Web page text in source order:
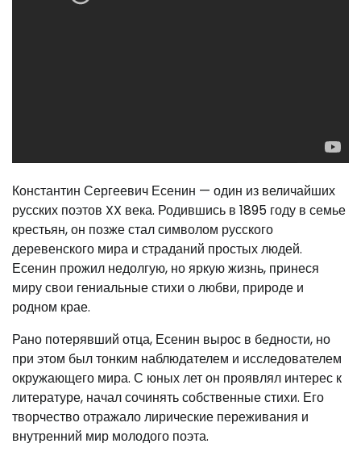
Константин Сергеевич Есенин — один из величайших
русских поэтов XX века. Родившись в 1895 году в семье
крестьян, он позже стал символом русского
деревенского мира и страданий простых людей.
Есенин прожил недолгую, но яркую жизнь, принеся
миру свои гениальные стихи о любви, природе и
родном крае.
Рано потерявший отца, Есенин вырос в бедности, но
при этом был тонким наблюдателем и исследователем
окружающего мира. С юных лет он проявлял интерес к
литературе, начал сочинять собственные стихи. Его
творчество отражало лирические переживания и
внутренний мир молодого поэта.